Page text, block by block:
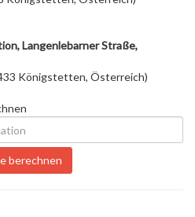
Langenlebarner Straße,
Königstetten, Österreich)
berechnen